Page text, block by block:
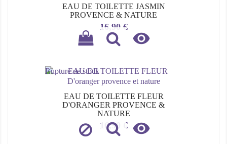
EAU DE TOILETTE JASMIN
PROVENCE & NATURE
Prix
16,90 €

Rupture de stock
EAU DE TOILETTE FLEUR
D'ORANGER PROVENCE &
NATURE
Prix
16,90 € 